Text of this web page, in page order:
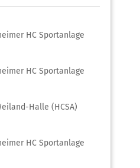
HC Sportanlage
HC Sportanlage
Halle (HCSA)
HC Sportanlage